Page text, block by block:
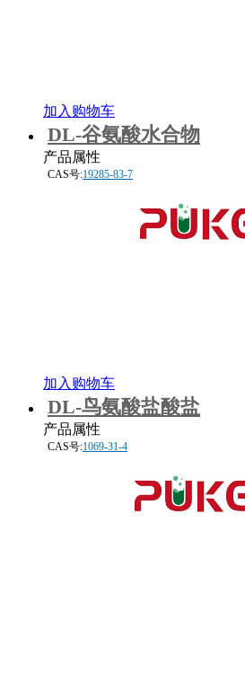
加入购物车
DL-谷氨酸水合物
产品属性
CAS号:19285-83-7
加入购物车
DL-鸟氨酸盐酸盐
产品属性
CAS号:1069-31-4